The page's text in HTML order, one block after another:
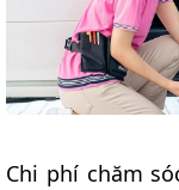
Chi phí chăm